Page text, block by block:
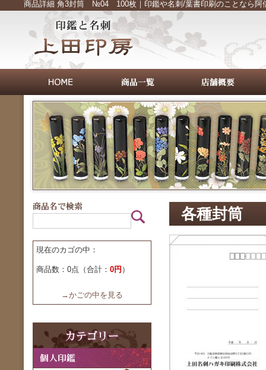
商品詳細 角3封筒 №04 100枚｜印鑑や名刺/葉書印刷のことなら阿
現在のカゴの中：
商品数：0点（合計： 0円 ）
→かごの中を見る
各種封筒